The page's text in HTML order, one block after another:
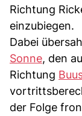
Richtung
einzubiegen.
Dabei
Sonne, den
Richtung
der Folge